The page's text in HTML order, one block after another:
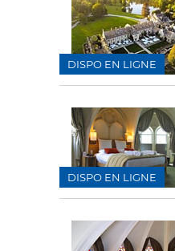
DISPO EN LIGNE
DISPO EN LIGNE